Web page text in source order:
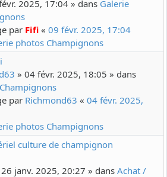
2025, 17:04 » dans Galerie
par Fifi « 09 févr. 2025, 17:04
photos Champignons
» 04 févr. 2025, 18:05 » dans
par Richmond63 « 04 févr. 2025,
photos Champignons
culture de champignon
janv. 2025, 20:27 » dans Achat /